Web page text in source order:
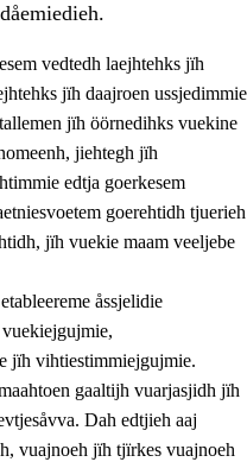
vuajnoe
eadtjohkevoete jïh
byjresegoerkesevoete
vedtedh laejhtehks jïh
jïh daajroen ussjedimmie
jïh öörnedihks vuekine
jiehtegh jïh
edtja goerkesem
goerehtidh tjuerieh
jïh vuekie maam veeljebe
åssjelidie
jïh vihtiestimmiejgujmie.
gaaltijh vuarjasjidh jïh
Dah edtjieh aaj
vuajnoeh jïh tjïrkes vuajnoeh